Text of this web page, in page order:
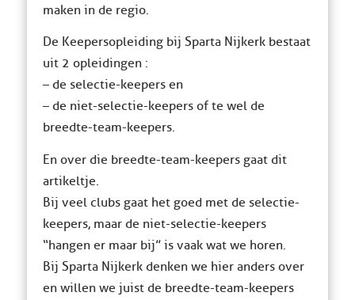
maken in de regio.
De Keepersopleiding bij Sparta Nijkerk bestaat
uit 2 opleidingen :
– de selectie-keepers en
– de niet-selectie-keepers of te wel de
breedte-team-keepers.
En over die breedte-team-keepers gaat dit
artikeltje.
Bij veel clubs gaat het goed met de selectie-
keepers, maar de niet-selectie-keepers
“hangen er maar bij” is vaak wat we horen.
Bij Sparta Nijkerk denken we hier anders over
en willen we juist de breedte-team-keepers